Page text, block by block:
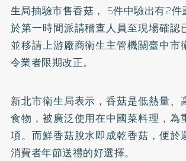
生局抽驗市售香菇， 5件中驗出有2件
於第一時間派請稽查人員至現場確認
並移請上游廠商衛生主管機關臺中市
令業者限期改正。
新北市衛生局表示，香菇是低熱量、
食物，被廣泛使用在中國菜料理，為
項。而鮮香菇脫水即成乾香菇，便於
消費者年節送禮的好選擇。